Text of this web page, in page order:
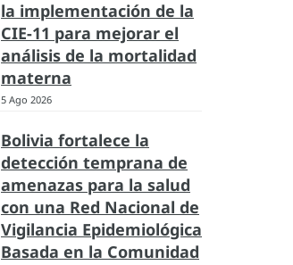
la implementación de la
CIE-11 para mejorar el
análisis de la mortalidad
materna
5 Ago 2026
Bolivia fortalece la
detección temprana de
amenazas para la salud
con una Red Nacional de
Vigilancia Epidemiológica
Basada en la Comunidad